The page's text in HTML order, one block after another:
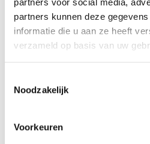
partners kunnen deze
informatie die u aan ze heeft
verzameld op basis van uw
Noodzakelijk
Voorkeuren
Disney Minnie mouse love
22.57
€